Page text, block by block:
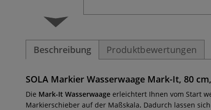
Beschreibung Produktbewertungen
SOLA Markier Wasserwaage Mark-It, 80
Die Mark-It Wasserwaage erleichtert Ihnen vom Start
Markierschieber auf der Maßskala. Dadurch lassen